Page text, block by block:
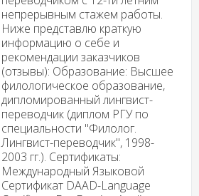
непрерывным стажем работы.
Ниже представлю краткую
информацию о себе и
рекомендации заказчиков
(отзывы): Образование: Высшее
филологическое образование,
дипломированный лингвист-
переводчик (диплом РГУ по
специальности "Филолог.
Лингвист-переводчик", 1998-
2003 гг.). Сертификаты:
Международный Языковой
Сертификат DAAD-Language